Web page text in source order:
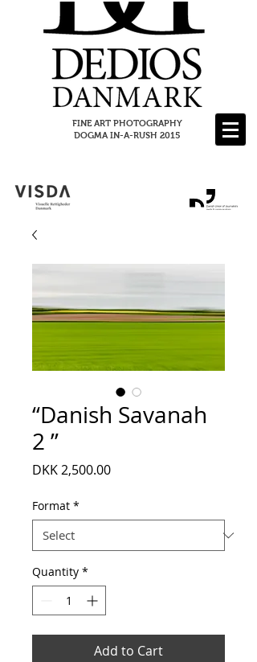
FINE ART PHOTOGRAPHY
DOGMA IN-A-RUSH 2015
“Danish Savanah
2 ”
DKK 2,500.00Price
Format *
Quantity *
Add to Cart